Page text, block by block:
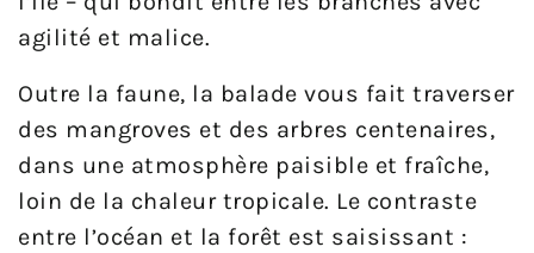
agilité et malice.
Outre la faune, la balade vous fait traverser
des mangroves et des arbres centenaires,
dans une atmosphère paisible et fraîche,
loin de la chaleur tropicale. Le contraste
entre l’océan et la forêt est saisissant :